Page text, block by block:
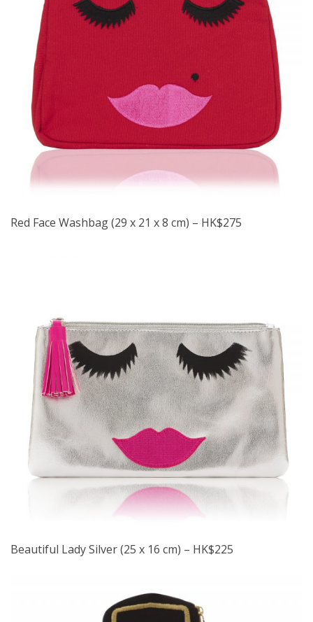
Red Face Washbag (29 x 21 x 8 cm) – HK$275
Beautiful Lady Silver (25 x 16 cm) – HK$225